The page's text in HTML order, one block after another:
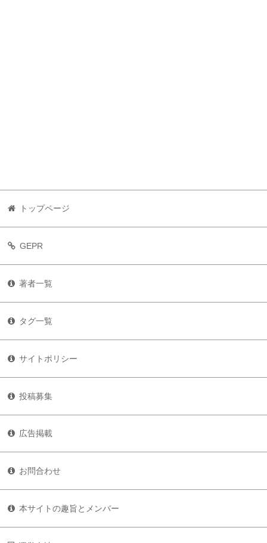
トップページ
GEPR
著者一覧
タグ一覧
サイトポリシー
投稿募集
広告掲載
お問合わせ
本サイトの趣旨とメンバー